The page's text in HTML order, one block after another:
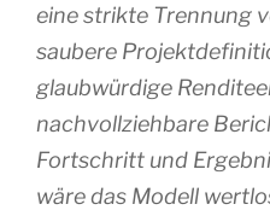
eine strikte Trennung
saubere
glaubwürdige
nachvollziehbare
Fortschritt und
wäre das Modell